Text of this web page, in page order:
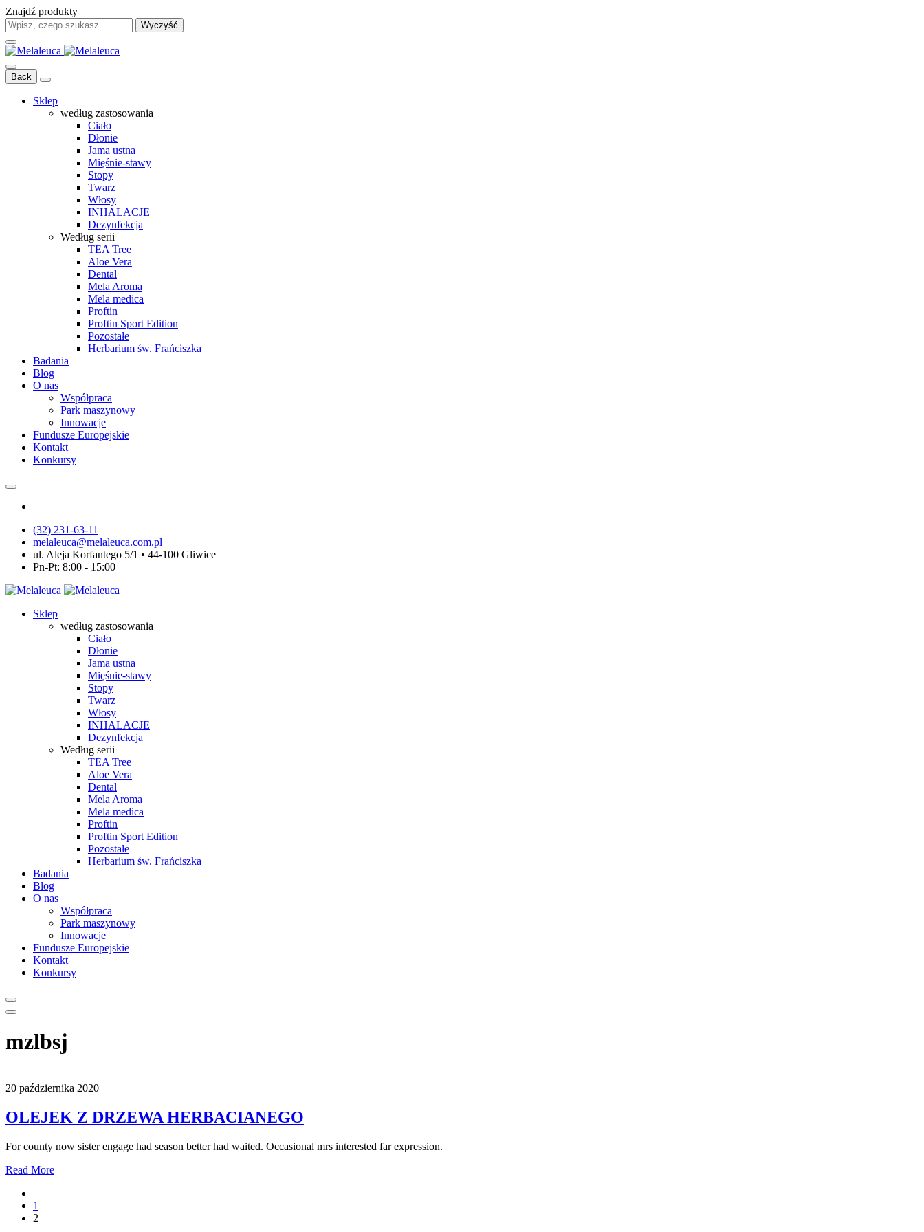
Znajdź produkty
Wyczyść
Back
Sklep
według zastosowania
Ciało
Dłonie
Jama ustna
Mięśnie-stawy
Stopy
Twarz
Włosy
INHALACJE
Dezynfekcja
Według serii
TEA Tree
Aloe Vera
Dental
Mela Aroma
Mela medica
Proftin
Proftin Sport Edition
Pozostałe
Herbarium św. Frańciszka
Badania
Blog
O nas
Współpraca
Park maszynowy
Innowacje
Fundusze Europejskie
Kontakt
Konkursy
(32) 231-63-11
melaleuca@melaleuca.com.pl
ul. Aleja Korfantego 5/1 • 44-100 Gliwice
Pn-Pt: 8:00 - 15:00
Sklep
według zastosowania
Ciało
Dłonie
Jama ustna
Mięśnie-stawy
Stopy
Twarz
Włosy
INHALACJE
Dezynfekcja
Według serii
TEA Tree
Aloe Vera
Dental
Mela Aroma
Mela medica
Proftin
Proftin Sport Edition
Pozostałe
Herbarium św. Frańciszka
Badania
Blog
O nas
Współpraca
Park maszynowy
Innowacje
Fundusze Europejskie
Kontakt
Konkursy
mzlbsj
20 października 2020
OLEJEK Z DRZEWA HERBACIANEGO
For county now sister engage had season better had waited. Occasional mrs interested far expression.
Read More
1
2